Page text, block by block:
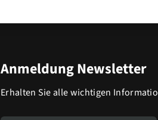
Anmeldung Newsletter
Erhalten Sie alle wichtigen